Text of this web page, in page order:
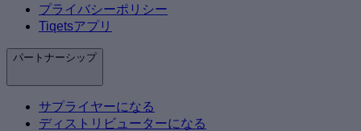
プライバシーポリシー
Tiqetsアプリ
パートナーシップ
サプライヤーになる
ディストリビューターになる